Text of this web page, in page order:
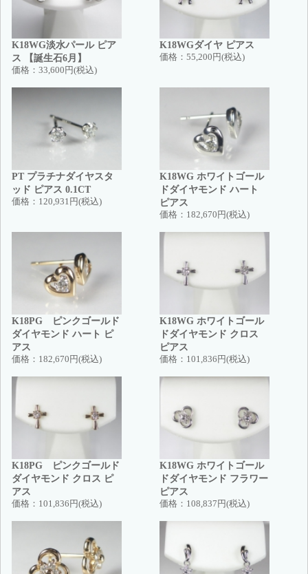
K18WG淡水パール ピア
ス 【誕生石6月】
価格： 33,600円(税込)
K18WGダイヤ ピアス
価格： 55,200円(税込)
PT プラチナダイヤスタ
ッド ピアス 0.1CT
価格： 120,931円(税込)
K18WG ホワイトゴール
ドダイヤモンド ハート
ピアス
価格： 182,670円(税込)
K18PG ピンクゴールド
ダイヤモンド ハート ピ
アス
価格： 182,670円(税込)
K18WG ホワイトゴール
ドダイヤモンド クロス
ピアス
価格： 101,836円(税込)
K18PG ピンクゴールド
ダイヤモンド クロス ピ
アス
価格： 101,836円(税込)
K18WG ホワイトゴール
ドダイヤモンド フラワー
ピアス
価格： 108,837円(税込)